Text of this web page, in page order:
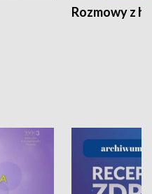
Rozmowy z